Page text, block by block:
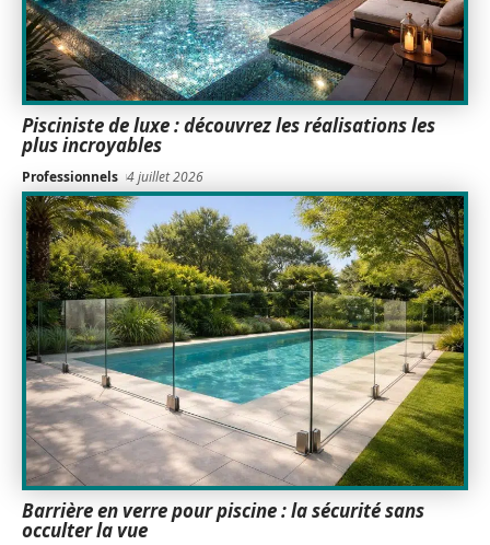
Pisciniste de luxe : découvrez les réalisations les
plus incroyables
Professionnels 4 juillet 2026
Barrière en verre pour piscine : la sécurité sans
occulter la vue